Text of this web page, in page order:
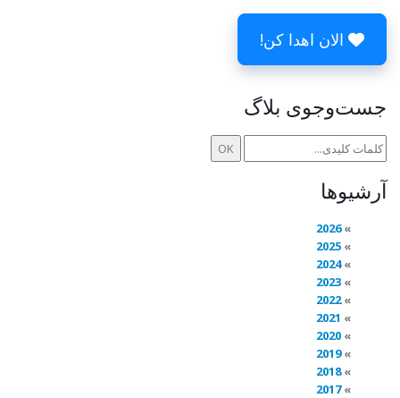
الان اهدا کن!
جست‌وجوی بلاگ
آرشیوها
2026
2025
2024
2023
2022
2021
2020
2019
2018
2017